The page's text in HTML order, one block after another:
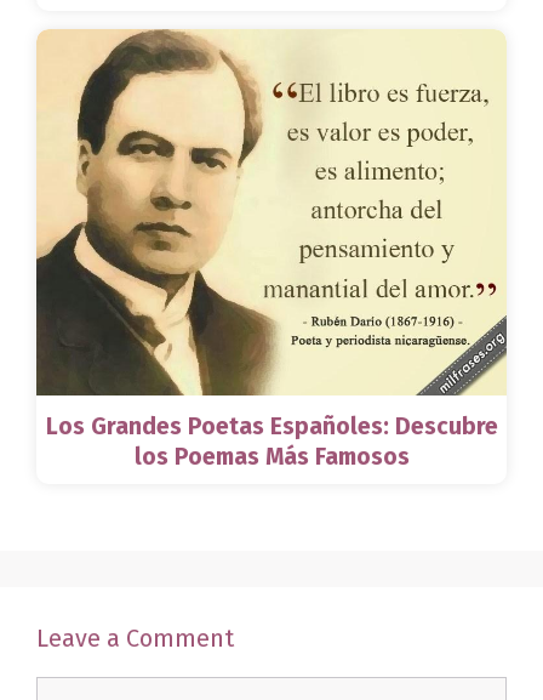
Los Grandes Poetas Españoles: Descubre
los Poemas Más Famosos
Leave a Comment